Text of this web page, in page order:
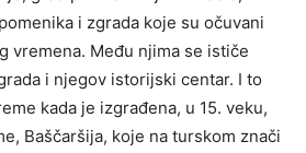
i zgrada koje su očuvani
vremena. Među njima se ističe
i njegov istorijski centar. I to
kada je izgrađena, u 15. veku,
Baščaršija, koje na turskom znači